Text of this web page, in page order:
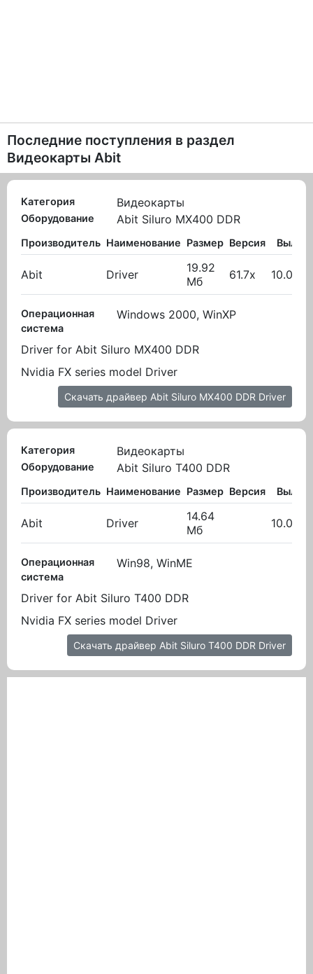
Последние поступления в раздел
Видеокарты Abit
Категория Видеокарты
Оборудование Abit Siluro MX400 DDR
Производитель Наименование Размер Версия
Abit Driver
19.92
Мб
61.7x
Операционная
система
Windows 2000, WinXP
Driver for Abit Siluro MX400 DDR
Nvidia FX series model Driver
Скачать драйвер Abit Siluro MX400 DDR Driver
Категория Видеокарты
Оборудование Abit Siluro T400 DDR
Производитель Наименование Размер Версия
Abit Driver
14.64
Мб
Операционная
система
Win98, WinME
Driver for Abit Siluro T400 DDR
Nvidia FX series model Driver
Скачать драйвер Abit Siluro T400 DDR Driver